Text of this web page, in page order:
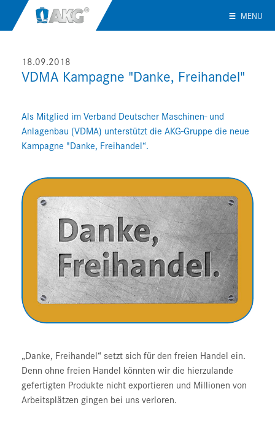
MENU
18.09.2018
VDMA Kampagne "Danke, Freihandel"
Als Mitglied im Verband Deutscher Maschinen- und
Anlagenbau (VDMA) unterstützt die AKG-Gruppe die neue
Kampagne "Danke, Freihandel“.
„Danke, Freihandel“ setzt sich für den freien Handel ein.
Denn ohne freien Handel könnten wir die hierzulande
gefertigten Produkte nicht exportieren und Millionen von
Arbeitsplätzen gingen bei uns verloren.